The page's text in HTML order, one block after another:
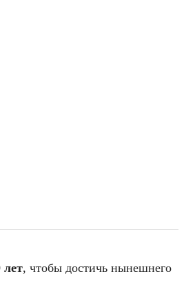
лет, чтобы достичь нынешнего